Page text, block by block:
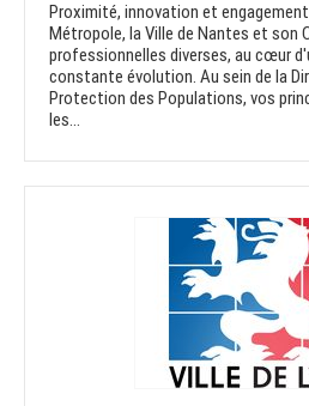
Proximité, innovation et
Métropole, la Ville de Nantes et son
professionnelles diverses, au cœur
constante évolution. Au sein de la
Protection des Populations, vos
les...